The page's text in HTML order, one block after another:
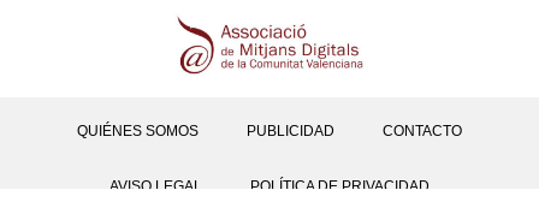
QUIÉNES SOMOS PUBLICIDAD CONTACTO
AVISO LEGAL POLÍTICA DE PRIVACIDAD